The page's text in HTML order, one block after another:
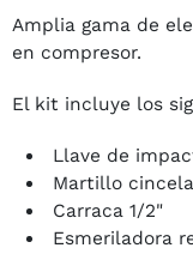
Amplia gama de
en compresor.
El kit incluye los
Llave de
Martillo
Carraca 1/2"
Esmeriladora